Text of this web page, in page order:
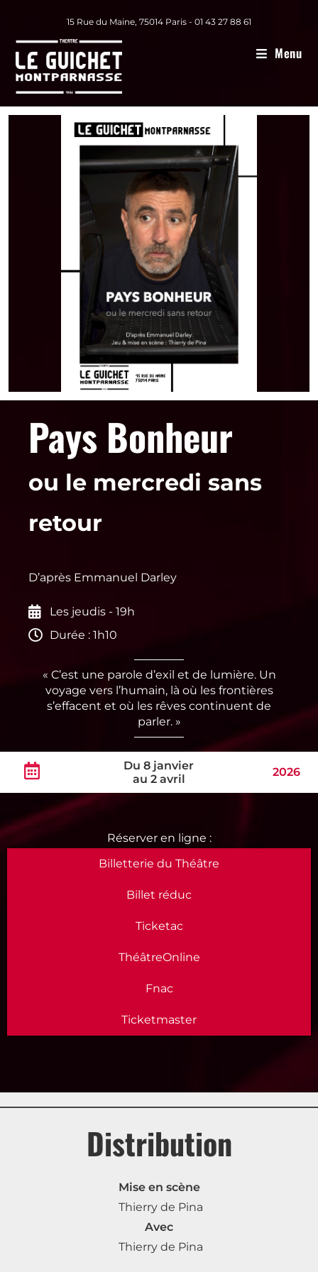
15 Rue du Maine, 75014 Paris - 01 43 27 88 61
Menu
Pays Bonheur
ou le mercredi sans
retour
D’après Emmanuel Darley
Les jeudis - 19h
Durée : 1h10
« C’est une parole d’exil et de lumière. Un
voyage vers l’humain, là où les frontières
s’effacent et où les rêves continuent de
parler. »
Du 8 janvier
au 2 avril
2026
Billetterie du Théâtre
Billet réduc
Ticketac
ThéâtreOnline
Fnac
Ticketmaster
Distribution
Mise en scène
Thierry de Pina
Avec
Thierry de Pina